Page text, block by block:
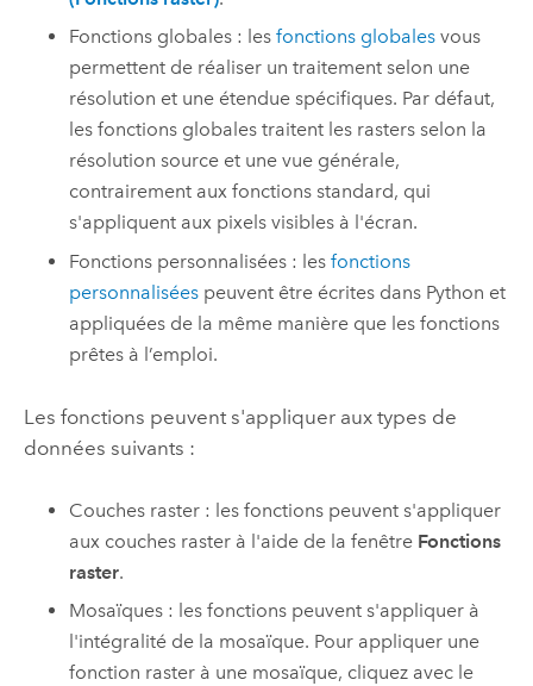
Fonctions globales : lesfonctions globales vous
permettent de réaliser un traitement selon une
résolution et une étendue spécifiques. Par défaut,
les fonctions globales traitent les rasters selon la
résolution source et une vue générale,
contrairement aux fonctions standard, qui
s'appliquent aux pixels visibles à l'écran.
Fonctions personnalisées : lesfonctions
personnalisées peuvent être écrites dans Python et
appliquées de la même manière que les fonctions
prêtes à l’emploi.
Les fonctions peuvent s'appliquer aux types de
données suivants :
Couches raster : les fonctions peuvent s'appliquer
aux couches raster à l'aide de la fenêtre Fonctions
raster.
Mosaïques : les fonctions peuvent s'appliquer à
l'intégralité de la mosaïque. Pour appliquer une
fonction raster à une mosaïque, cliquez avec le